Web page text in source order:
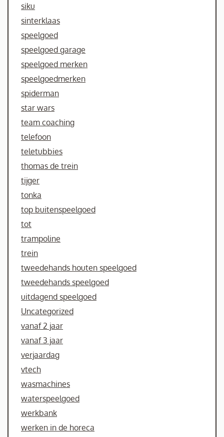
siku
sinterklaas
speelgoed
speelgoed garage
speelgoed merken
speelgoedmerken
spiderman
star wars
team coaching
telefoon
teletubbies
thomas de trein
tijger
tonka
top buitenspeelgoed
tot
trampoline
trein
tweedehands houten speelgoed
tweedehands speelgoed
uitdagend speelgoed
Uncategorized
vanaf 2 jaar
vanaf 3 jaar
verjaardag
vtech
wasmachines
waterspeelgoed
werkbank
werken in de horeca